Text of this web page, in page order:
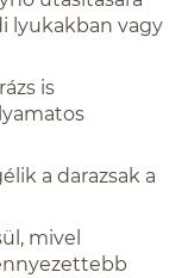
lyukakban vagy
is
a darazsak a
mivel